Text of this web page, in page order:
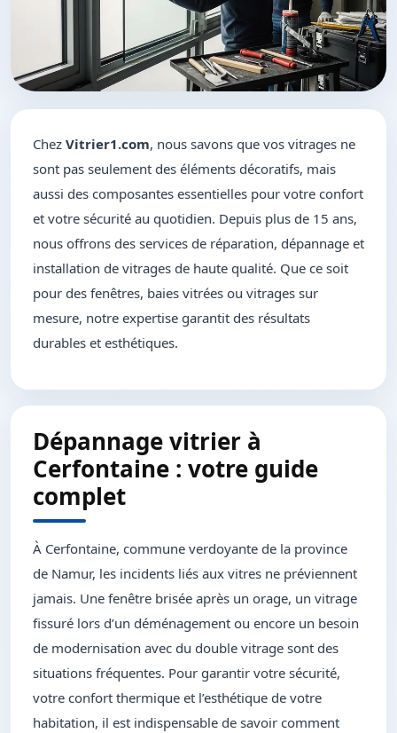
Chez Vitrier1.com, nous savons que vos vitrages ne
sont pas seulement des éléments décoratifs, mais
aussi des composantes essentielles pour votre confort
et votre sécurité au quotidien. Depuis plus de 15 ans,
nous offrons des services de réparation, dépannage et
installation de vitrages de haute qualité. Que ce soit
pour des fenêtres, baies vitrées ou vitrages sur
mesure, notre expertise garantit des résultats
durables et esthétiques.
Dépannage vitrier à
Cerfontaine : votre guide
complet
À Cerfontaine, commune verdoyante de la province
de Namur, les incidents liés aux vitres ne préviennent
jamais. Une fenêtre brisée après un orage, un vitrage
fissuré lors d’un déménagement ou encore un besoin
de modernisation avec du double vitrage sont des
situations fréquentes. Pour garantir votre sécurité,
votre confort thermique et l’esthétique de votre
habitation, il est indispensable de savoir comment